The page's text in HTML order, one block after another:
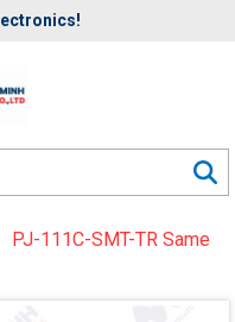
mãi đang chờ đợi bạn
PJ-111C-SMT-TR Same